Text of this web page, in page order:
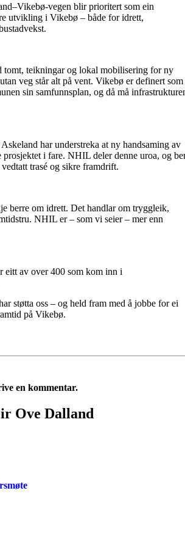
vegen blir prioritert som ein
utvikling i Vikebø – både for idrett,
tomt, teikningar og lokal mobilisering for ny
veg står alt på vent. Vikebø er definert som
sin samfunnsplan, og då må
har understreka at ny handsaming av
prosjektet i fare. NHIL deler denne uroa, og
trasé og sikre framdrift.
berre om idrett. Det handlar om tryggleik,
NHIL er – som vi seier – mer enn
eitt av over 400 som kom inn i
støtta oss – og held fram med å jobbe for ei
på Vikebø.
en kommentar.
Ove Dalland